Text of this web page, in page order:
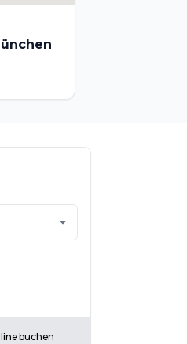
buchen